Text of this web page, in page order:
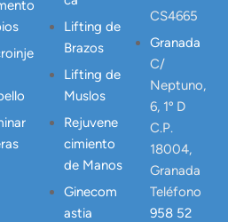
Lifting de
Brazos
Lifting de
Muslos
Rejuvene
cimiento
de Manos
Ginecom
astia
CS4665
Granada
C/
Neptuno,
6, 1º D
C.P.
18004,
Granada
Teléfono
958 52